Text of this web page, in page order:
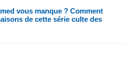
vous manque ? Comment
de cette série culte des